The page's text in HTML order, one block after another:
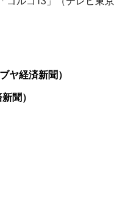
ヤ経済新聞）
聞）